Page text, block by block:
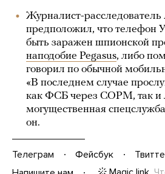
Журналист-
предположил, что телефон
быть заражен шпионской
наподобие Pegasus, либо
говорил по обычной
«В последнем случае
как ФСБ через СОРМ, так и
могущественная
он.
Телеграм Фейсбук